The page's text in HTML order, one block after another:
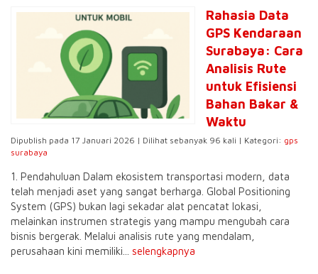
Rahasia Data
GPS Kendaraan
Surabaya: Cara
Analisis Rute
untuk Efisiensi
Bahan Bakar &
Waktu
Dipublish pada 17 Januari 2026 | Dilihat sebanyak 96 kali | Kategori: gps
surabaya
1. Pendahuluan Dalam ekosistem transportasi modern, data
telah menjadi aset yang sangat berharga. Global Positioning
System (GPS) bukan lagi sekadar alat pencatat lokasi,
melainkan instrumen strategis yang mampu mengubah cara
bisnis bergerak. Melalui analisis rute yang mendalam,
perusahaan kini memiliki... selengkapnya